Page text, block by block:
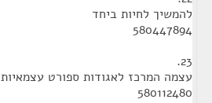
להמשיך לחיות ביחד
580447894
23.
עצמה המרכז לאגודות ספורט עצמאיות
580112480